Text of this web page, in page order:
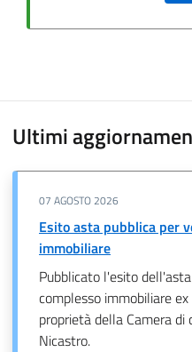
Ultimi
07 AGOSTO 2026
Esito asta pubblica per
immobiliare
Pubblicato l'esito
complesso immobiliare
proprietà della Camera
Nicastro.